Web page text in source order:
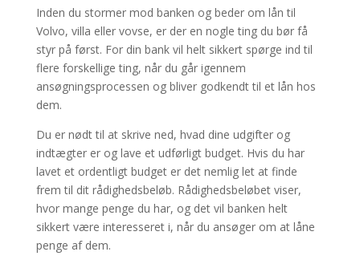
Inden du stormer mod banken og beder om lån til
Volvo, villa eller vovse, er der en nogle ting du bør få
styr på først. For din bank vil helt sikkert spørge ind til
flere forskellige ting, når du går igennem
ansøgningsprocessen og bliver godkendt til et lån hos
dem.
Du er nødt til at skrive ned, hvad dine udgifter og
indtægter er og lave et udførligt budget. Hvis du har
lavet et ordentligt budget er det nemlig let at finde
frem til dit rådighedsbeløb. Rådighedsbeløbet viser,
hvor mange penge du har, og det vil banken helt
sikkert være interesseret i, når du ansøger om at låne
penge af dem.